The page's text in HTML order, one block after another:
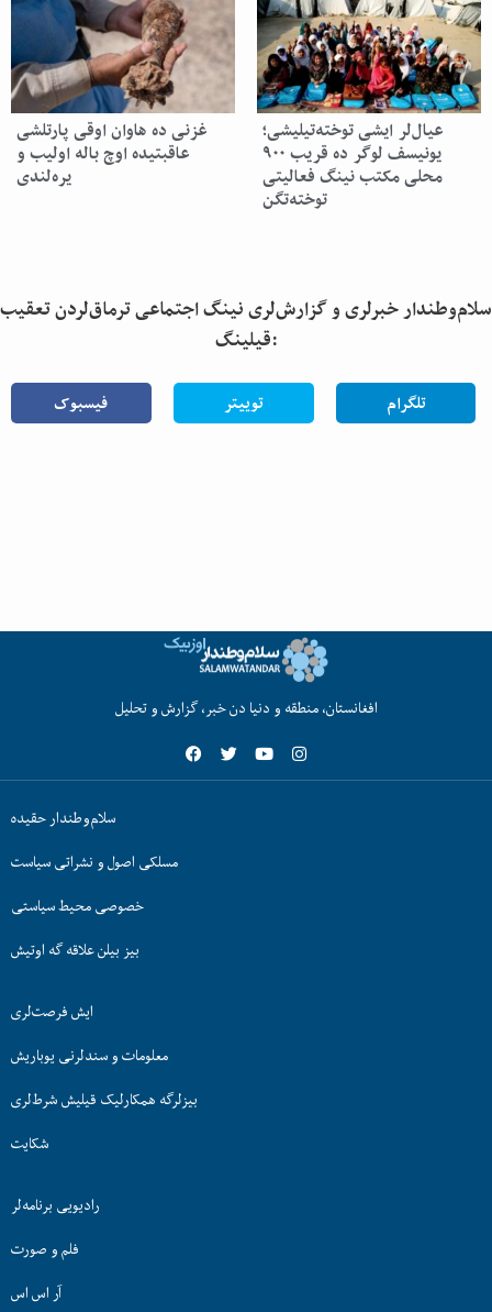
غزنی ده هاوان اوقی پارتلشی
عاقبتیده اوچ باله اولیب و
یره‌لندی
عیال‌لر ایشی توخته‌تیلیشی؛
یونیسف لوگر ده قریب ۹۰۰
محلی مکتب نینگ فعالیتی
توخته‌تگن
سلام‌وطندار خبرلری و گزارش‌لری نینگ اجتماعی ترماق‌لردن تعقیب
قیلینگ:
فیسبوک توییتر تلگرام
افغانستان، منطقه و دنیا دن خبر، گزارش و تحلیل
سلام‌وطندار حقیده
مسلکی اصول و نشراتی سیاست
خصوصی محیط سیاستی
بیز بیلن علاقه گه اوتیش
ایش فرصت‌لری
معلومات و سندلرنی یوباریش
بیزلرگه همکارلیک قیلیش شرط‌لری
شکایت
رادیویی برنامه‌لر
فلم و صورت
آر اس اس